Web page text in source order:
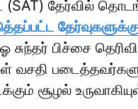
(SAT) தேர்வில்
சுந்தர் பிச்சை
வசதி
சூழல்